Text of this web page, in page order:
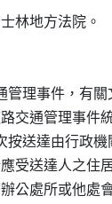
林地方法院。
管理事件，有
路交通管理事件
按送達由行政
應受送達人之住
辦公處所或他處